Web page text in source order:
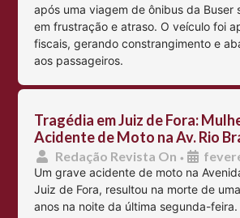
após uma viagem de ônibus da Buser
em frustração e atraso. O veículo foi
fiscais, gerando constrangimento e
aos passageiros.
Tragédia em Juiz de Fora:
Acidente de Moto na Av. Rio
Redação Revista On •
Um grave acidente de moto na
Juiz de Fora, resultou na morte de
anos na noite da última segunda-feira.